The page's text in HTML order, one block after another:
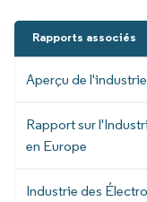
Rapports associés
Aperçu de
Rapport sur
en Europe
Industrie des